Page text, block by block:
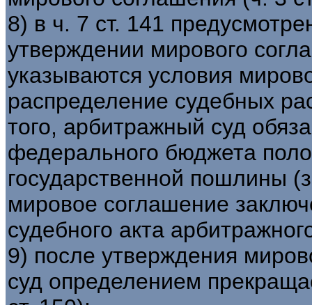
8) в ч. 7 ст. 141
утверждении мирового
указываются условия
распределение судебных
того, арбитражный суд
федерального бюджета
государственной пошлины
мировое соглашение
судебного акта
9) после утверждения
суд определением